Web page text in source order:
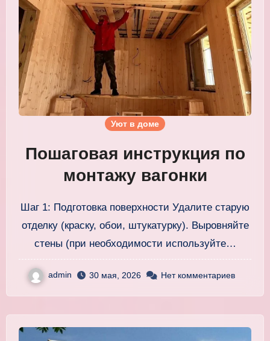
Уют в доме
Пошаговая инструкция по
монтажу вагонки
Шаг 1: Подготовка поверхности Удалите старую
отделку (краску, обои, штукатурку). Выровняйте
стены (при необходимости используйте…
admin 30 мая, 2026 Нет комментариев